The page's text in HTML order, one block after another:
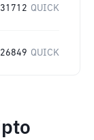
QUICK
QUICK